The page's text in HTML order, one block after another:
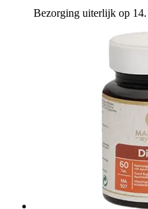
Bezorging uiterlijk op 14.